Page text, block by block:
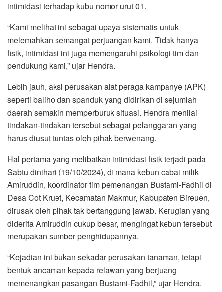
intimidasi terhadap kubu nomor urut 01.
“Kami melihat ini sebagai upaya sistematis untuk
melemahkan semangat perjuangan kami. Tidak hanya
fisik, intimidasi ini juga memengaruhi psikologi tim dan
pendukung kami,” ujar Hendra.
Lebih jauh, aksi perusakan alat peraga kampanye (APK)
seperti baliho dan spanduk yang didirikan di sejumlah
daerah semakin memperburuk situasi. Hendra menilai
tindakan-tindakan tersebut sebagai pelanggaran yang
harus diusut tuntas oleh pihak berwenang.
Hal pertama yang melibatkan intimidasi fisik terjadi pada
Sabtu dinihari (19/10/2024), di mana kebun cabai milik
Amiruddin, koordinator tim pemenangan Bustami-Fadhil di
Desa Cot Kruet, Kecamatan Makmur, Kabupaten Bireuen,
dirusak oleh pihak tak bertanggung jawab. Kerugian yang
diderita Amiruddin cukup besar, mengingat kebun tersebut
merupakan sumber penghidupannya.
“Kejadian ini bukan sekadar perusakan tanaman, tetapi
bentuk ancaman kepada relawan yang berjuang
memenangkan pasangan Bustami-Fadhil,” ujar Hendra.